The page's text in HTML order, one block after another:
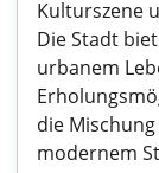
Kulturszene
Die Stadt
urbanem
die
modernem